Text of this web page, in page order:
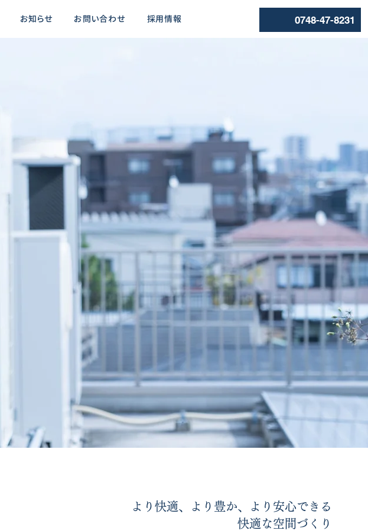
お知らせ お問い合わせ 採用情報 0748-47-8231
より快適、より豊か、より安心できる
快適な空間づくり